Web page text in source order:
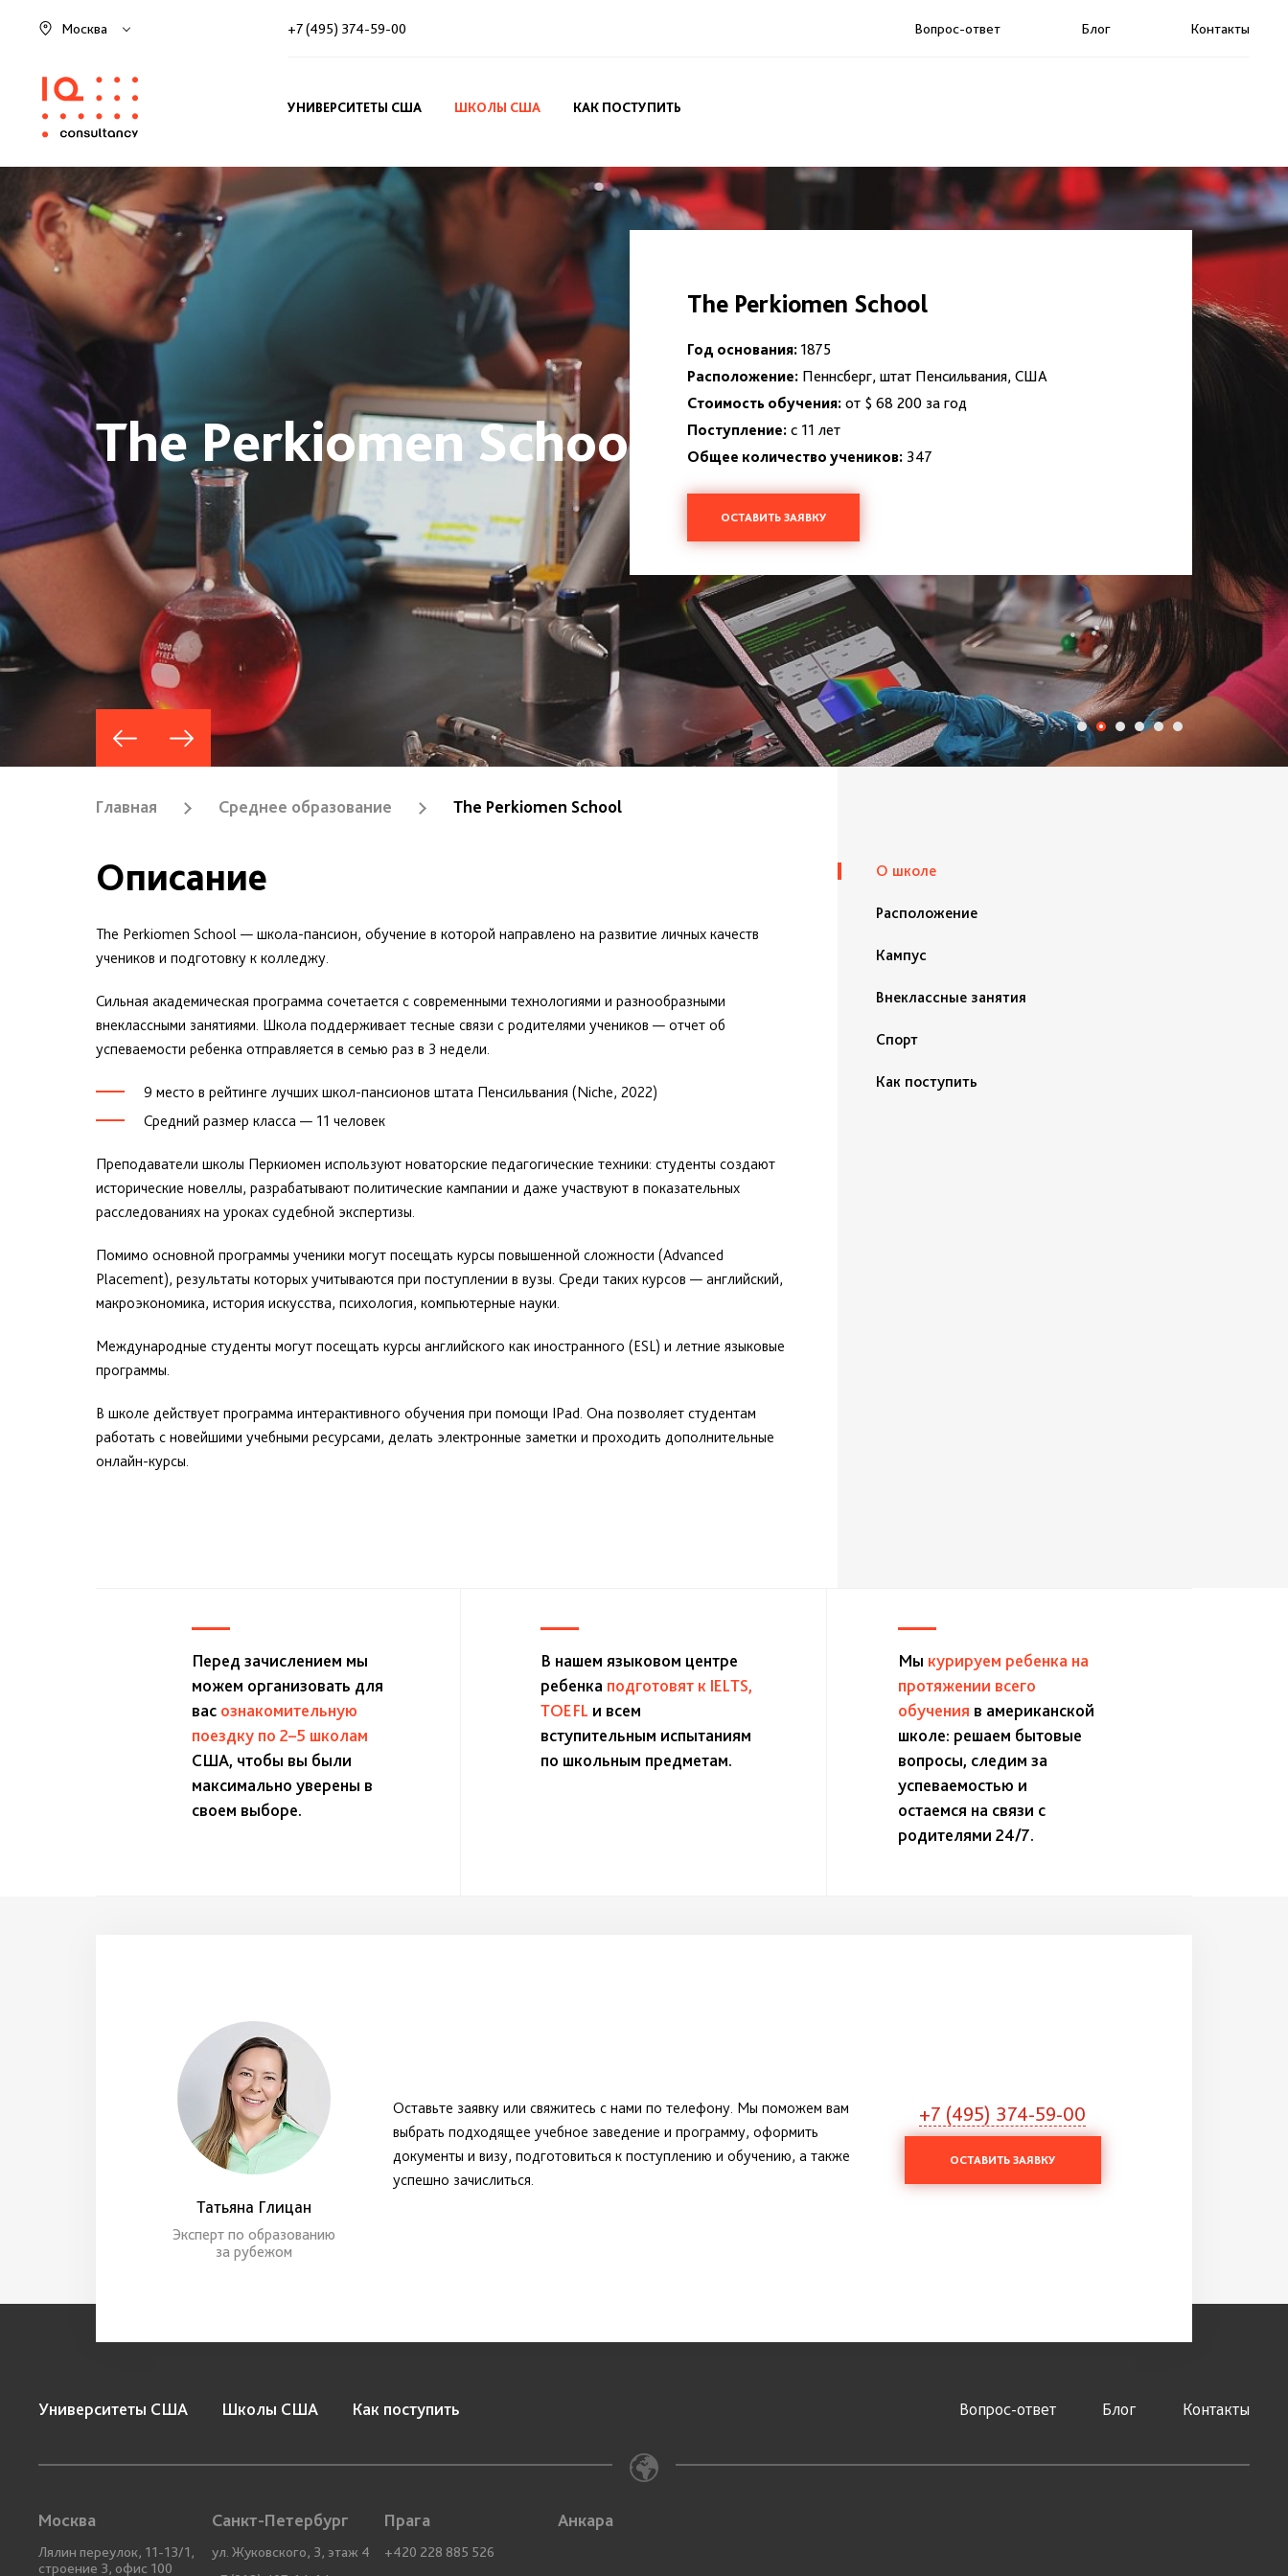
Москва +7 (495) 374-59-00 Вопрос-ответ Блог Контакты
УНИВЕРСИТЕТЫ США ШКОЛЫ США КАК ПОСТУПИТЬ
The Perkiomen School
The Perkiomen School
Год основания: 1875
Расположение: Пеннсберг, штат Пенсильвания, США
Стоимость обучения: от $ 68 200 за год
Поступление: с 11 лет
Общее количество учеников: 347
ОСТАВИТЬ ЗАЯВКУ
Главная Среднее образование The Perkiomen School
Описание
The Perkiomen School — школа-пансион, обучение в которой направлено на развитие личных качеств
учеников и подготовку к колледжу.
Сильная академическая программа сочетается с современными технологиями и разнообразными
внеклассными занятиями. Школа поддерживает тесные связи с родителями учеников — отчет об
успеваемости ребенка отправляется в семью раз в 3 недели.
9 место в рейтинге лучших школ-пансионов штата Пенсильвания (Niche, 2022)
Средний размер класса — 11 человек
Преподаватели школы Перкиомен используют новаторские педагогические техники: студенты создают
исторические новеллы, разрабатывают политические кампании и даже участвуют в показательных
расследованиях на уроках судебной экспертизы.
Помимо основной программы ученики могут посещать курсы повышенной сложности (Advanced
Placement), результаты которых учитываются при поступлении в вузы. Среди таких курсов — английский,
макроэкономика, история искусства, психология, компьютерные науки.
Международные студенты могут посещать курсы английского как иностранного (ESL) и летние языковые
программы.
В школе действует программа интерактивного обучения при помощи IPad. Она позволяет студентам
работать с новейшими учебными ресурсами, делать электронные заметки и проходить дополнительные
онлайн-курсы.
О школе
Расположение
Кампус
Внеклассные занятия
Спорт
Как поступить
Перед зачислением мы
можем организовать для
вас ознакомительную
поездку по 2–5 школам
США, чтобы вы были
максимально уверены в
своем выборе.
В нашем языковом центре
ребенка подготовят к IELTS,
TOEFL и всем
вступительным испытаниям
по школьным предметам.
Мы курируем ребенка на
протяжении всего
обучения в американской
школе: решаем бытовые
вопросы, следим за
успеваемостью и
остаемся на связи с
родителями 24/7.
Татьяна Глицан
Эксперт по образованию
за рубежом
Оставьте заявку или свяжитесь с нами по телефону. Мы поможем вам
выбрать подходящее учебное заведение и программу, оформить
документы и визу, подготовиться к поступлению и обучению, а также
успешно зачислиться.
+7 (495) 374-59-00
ОСТАВИТЬ ЗАЯВКУ
Университеты США Школы США Как поступить Вопрос-ответ Блог Контакты
Москва
Лялин переулок, 11-13/1,
строение 3, офис 100
Санкт-Петербург
ул. Жуковского, 3, этаж 4
Прага
+420 228 885 526
Анкара